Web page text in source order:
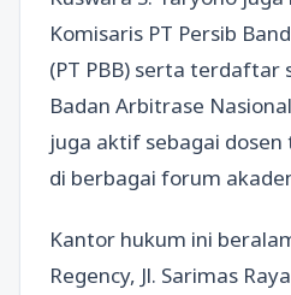
Komisaris PT Persib
(PT PBB) serta terdaftar
Badan Arbitrase
juga aktif sebagai
di berbagai forum
Kantor hukum ini
Regency, Jl. Sarimas